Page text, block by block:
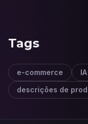
Tags
e-commerce IA
descrições de